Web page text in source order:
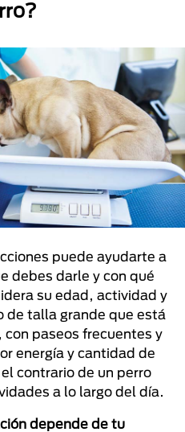
puede ayudarte a
debes darle y con qué
su edad, actividad y
de talla grande que está
paseos frecuentes y
energía y cantidad de
contrario de un perro
a lo largo del día.
depende de tu